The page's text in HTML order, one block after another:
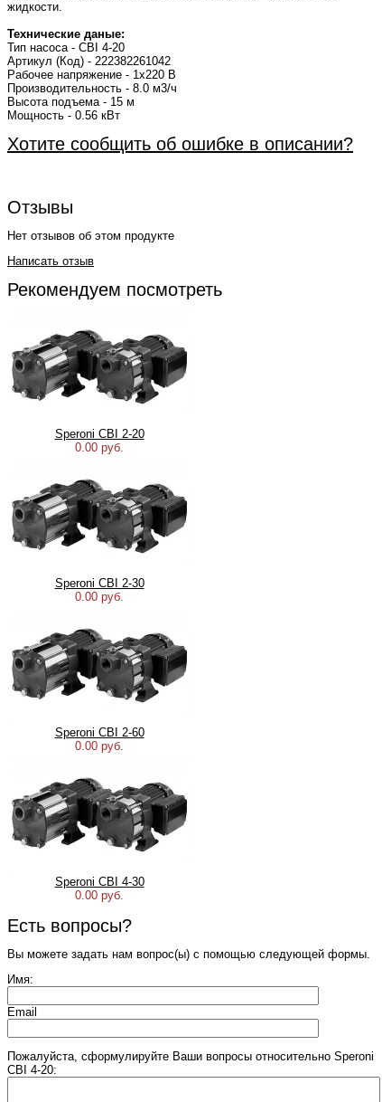
жидкости.
Технические даные:
Тип насоса - CBI 4-20
Артикул (Код) - 222382261042
Рабочее напряжение - 1x220 В
Производительность - 8.0 м3/ч
Высота подъема - 15 м
Мощность - 0.56 кВт
Хотите сообщить об ошибке в описании?
Отзывы
Нет отзывов об этом продукте
Написать отзыв
Рекомендуем посмотреть
Speroni CBI 2-20
0.00 руб.
Speroni CBI 2-30
0.00 руб.
Speroni CBI 2-60
0.00 руб.
Speroni CBI 4-30
0.00 руб.
Есть вопросы?
Вы можете задать нам вопрос(ы) с помощью следующей формы.
Имя:
Email
Пожалуйста, сформулируйте Ваши вопросы относительно Speroni
CBI 4-20: